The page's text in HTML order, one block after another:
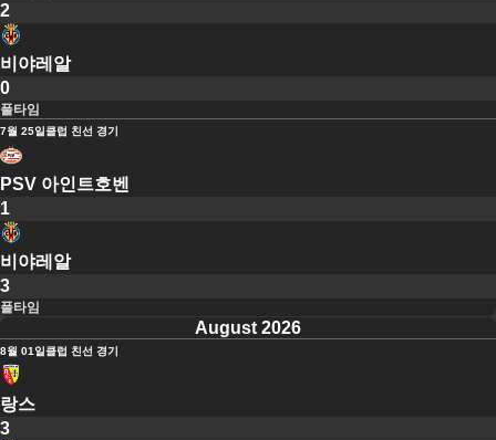
2
비야레알
0
풀타임
7월 25일클럽 친선 경기
PSV 아인트호벤
1
비야레알
3
풀타임
August 2026
8월 01일클럽 친선 경기
랑스
3